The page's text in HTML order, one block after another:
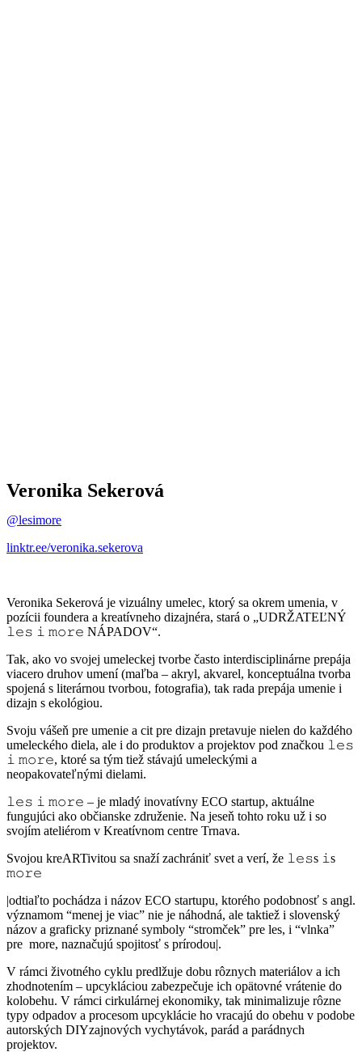
Veronika Sekerová
@lesimore
linktr.ee/veronika.sekerova
Veronika Sekerová je vizuálny umelec, ktorý sa okrem umenia, v
pozícii foundera a kreatívneho dizajnéra, stará o „UDRŽATEĽNÝ
𝚕𝚎𝚜 𝚒 𝚖𝚘𝚛𝚎 NÁPADOV“.
Tak, ako vo svojej umeleckej tvorbe často interdisciplinárne prepája
viacero druhov umení (maľba – akryl, akvarel, konceptuálna tvorba
spojená s literárnou tvorbou, fotografia), tak rada prepája umenie i
dizajn s ekológiou.
Svoju vášeň pre umenie a cit pre dizajn pretavuje nielen do každého
umeleckého diela, ale i do produktov a projektov pod značkou 𝚕𝚎𝚜
𝚒 𝚖𝚘𝚛𝚎, ktoré sa tým tiež stávajú umeleckými a
neopakovateľnými dielami.
𝚕𝚎𝚜 𝚒 𝚖𝚘𝚛𝚎 – je mladý inovatívny ECO startup, aktuálne
fungujúci ako občianske združenie. Na jeseň tohto roku už i so
svojím ateliérom v Kreatívnom centre Trnava.
Svojou kreARTivitou sa snaží zachrániť svet a verí, že 𝚕𝚎𝚜s 𝚒s
𝚖𝚘𝚛𝚎
|odtiaľto pochádza i názov ECO startupu, ktorého podobnosť s angl.
významom “menej je viac” nie je náhodná, ale taktiež i slovenský
názov a graficky priznané symboly “stromček” pre les, i “vlnka”
pre more, naznačujú spojitosť s prírodou|.
V rámci životného cyklu predlžuje dobu rôznych materiálov a ich
zhodnotením – upcykláciou zabezpečuje ich opätovné vrátenie do
kolobehu. V rámci cirkulárnej ekonomiky, tak minimalizuje rôzne
typy odpadov a procesom upcyklácie ho vracajú do obehu v podobe
autorských DIYzajnových vychytávok, parád a parádnych
projektov.